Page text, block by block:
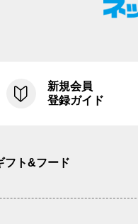
新規会員
登録ガイド
フト&フード